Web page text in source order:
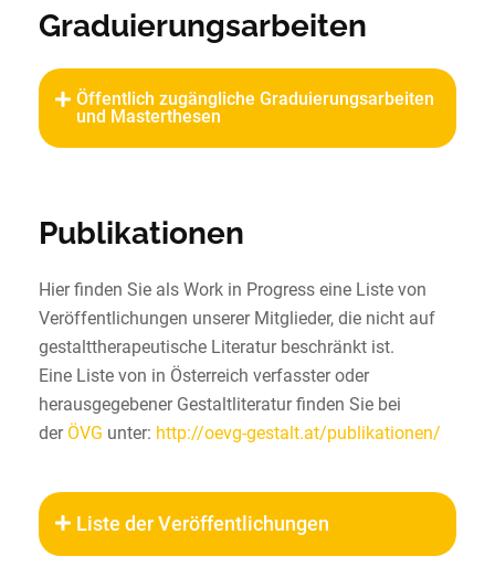
Graduierungsarbeiten
Öffentlich zugängliche Graduierungsarbeiten
und Masterthesen
Publikationen
Hier finden Sie als Work in Progress eine Liste von
Veröffentlichungen unserer Mitglieder, die nicht auf
gestalttherapeutische Literatur beschränkt ist.
Eine Liste von in Österreich verfasster oder
herausgegebener Gestaltliteratur finden Sie bei
der ÖVG unter: http://oevg-gestalt.at/publikationen/
Liste der Veröffentlichungen